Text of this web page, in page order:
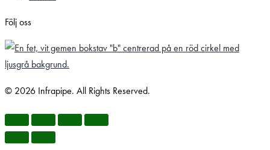
Följ oss
© 2026 Infrapipe. All Rights Reserved.